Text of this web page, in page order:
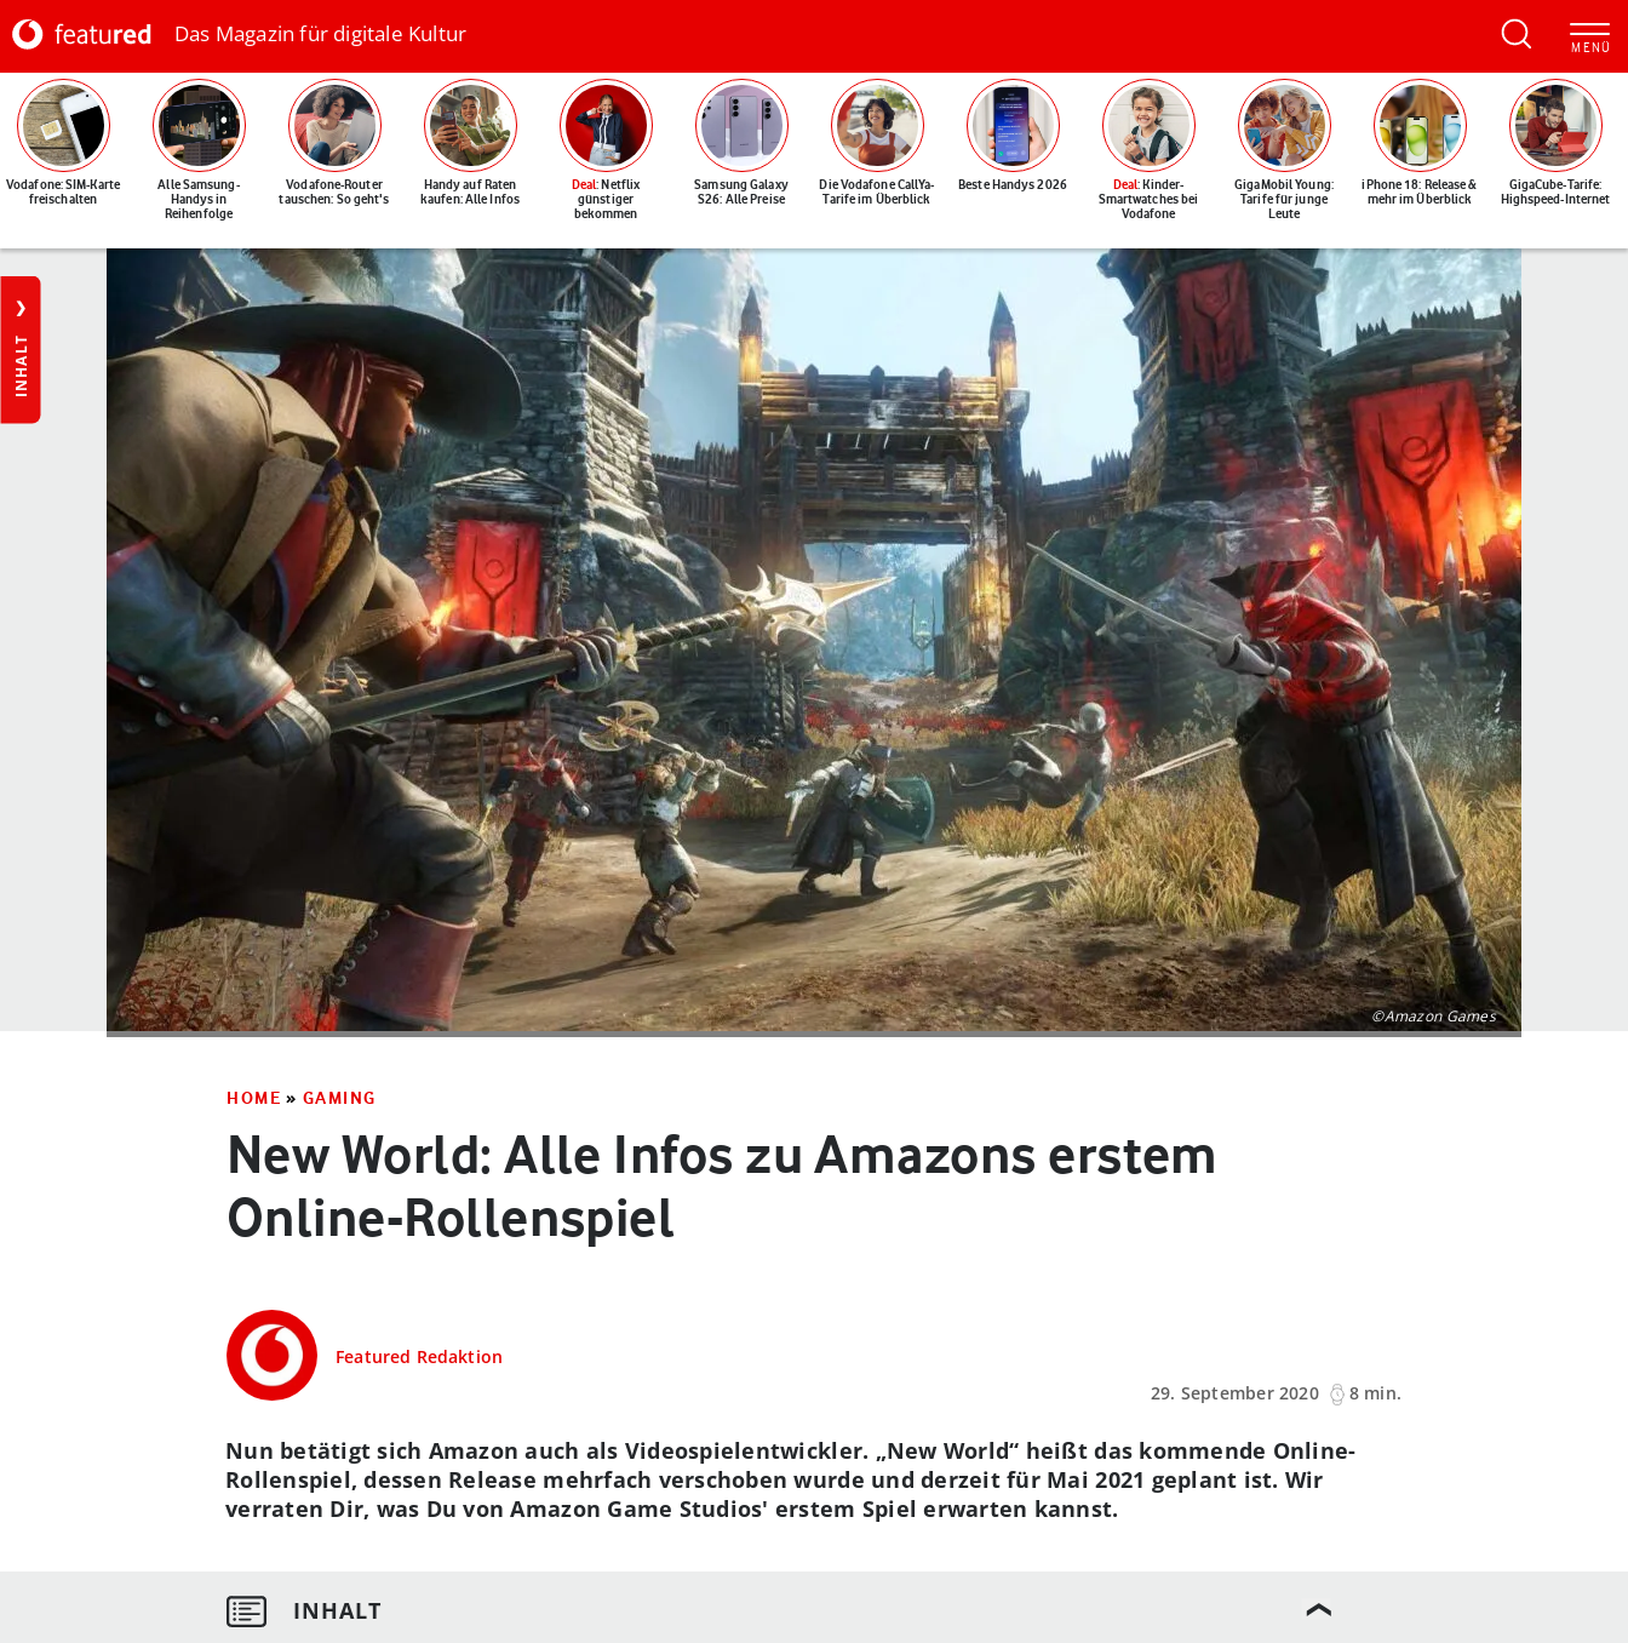
Das Magazin für digitale Kultur
Vodafone: SIM-Karte
freischalten
Alle Samsung-
Handys in
Reihenfolge
Vodafone-Router
tauschen: So geht's
Handy auf Raten
kaufen: Alle Infos
Deal: Netflix
günstiger
bekommen
Samsung Galaxy
S26: Alle Preise
Die Vodafone CallYa-
Tarife im Überblick
Beste Handys 2026 Deal: Kinder-
Smartwatches bei
Vodafone
GigaMobil Young:
Tarife für junge
Leute
iPhone 18: Release &
mehr im Überblick
GigaCube-Tarife:
Highspeed-Internet
INHALT
©Amazon Games
HOME » GAMING
New World: Alle Infos zu Amazons erstem
Online-Rollenspiel
Featured Redaktion
29. September 2020
8 min.
Nun betätigt sich Amazon auch als Videospielentwickler. „New World“ heißt das kommende Online-
Rollenspiel, dessen Release mehrfach verschoben wurde und derzeit für Mai 2021 geplant ist. Wir
verraten Dir, was Du von Amazon Game Studios' erstem Spiel erwarten kannst.